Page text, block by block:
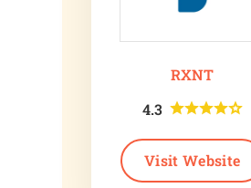
RXNT
4.3
Visit Website